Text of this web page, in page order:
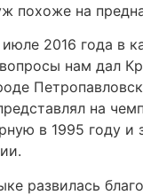
похоже на
2016 года в
нам дал
на
в 1995 году
развилась